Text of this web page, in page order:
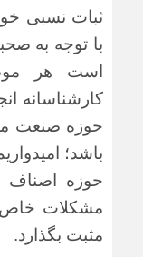
ثبات نسبی
با توجه به
است هر
کارشناسانه
حوزه صنعت ما
باشد؛
حوزه اصناف
مشکلات خاص
مثبت بگذارد.